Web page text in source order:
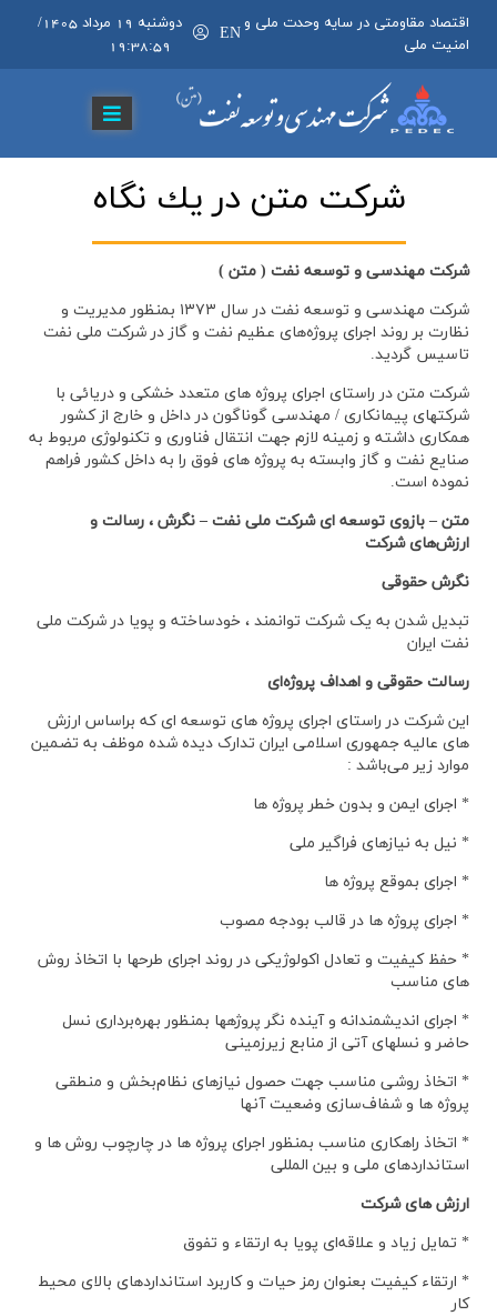
اقتصاد مقاومتی در سایه وحدت ملی و
امنیت ملی
EN دوشنبه 19 مرداد 1405
/
19:38:59
شركت متن در يك نگاه
شرکت مهندسی و توسعه نفت ( متن )
شرکت مهندسی و توسعه نفت در سال ۱۳۷۳ بمنظور مدیریت و
نظارت بر روند اجرای پروژه‌های عظیم نفت و گاز در شرکت ملی نفت
تاسیس گردید.
شرکت متن در راستای اجرای پروژه های متعدد خشکی و دریائی با
شرکتهای پیمانکاری / مهندسی گوناگون در داخل و خارج از کشور
همکاری داشته و زمینه لازم جهت انتقال فناوری و تکنولوژی مربوط به
صنایع نفت و گاز وابسته به پروژه های فوق را به داخل کشور فراهم
نموده است.
متن – بازوی توسعه ای شرکت ملی نفت – نگرش ، رسالت و
ارزش‌های شرکت
نگرش حقوقی
تبدیل شدن به یک شرکت توانمند ، خودساخته و پویا در شرکت ملی
نفت ایران
رسالت حقوقی و اهداف پروژه‌ای
این شرکت در راستای اجرای پروژه های توسعه ای که براساس ارزش
های عالیه جمهوری اسلامی ایران تدارک دیده شده موظف به تضمین
موارد زیر می‌باشد :
* اجرای ایمن و بدون خطر پروژه ها
* نیل به نیازهای فراگیر ملی
* اجرای بموقع پروژه ها
* اجرای پروژه ها در قالب بودجه مصوب
* حفظ کیفیت و تعادل اکولوژیکی در روند اجرای طرحها با اتخاذ روش
های مناسب
* اجرای اندیشمندانه و آینده نگر پروژهها بمنظور بهره‌برداری نسل
حاضر و نسلهای آتی از منابع زیرزمینی
* اتخاذ روشی مناسب جهت حصول نیازهای نظام‌بخش و منطقی
پروژه ها و شفاف‌سازی وضعیت آنها
* اتخاذ راهکاری مناسب بمنظور اجرای پروژه ها در چارچوب روش ها و
استانداردهای ملی و بین المللی
ارزش های شرکت
* تمایل زیاد و علاقه‌ای پویا به ارتقاء و تفوق
* ارتقاء کیفیت بعنوان رمز حیات و کاربرد استانداردهای بالای محیط
کار